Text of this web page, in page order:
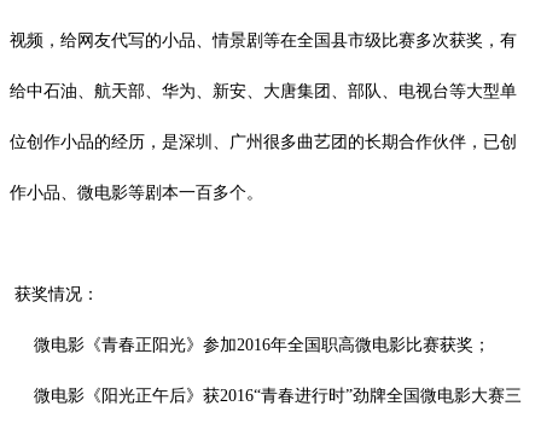
视频，给网友代写的小品、情景剧等在全国县市级比赛多次获奖，有
给中石油、航天部、华为、新安、大唐集团、部队、电视台等大型单
位创作小品的经历，是深圳、广州很多曲艺团的长期合作伙伴，已创
作小品、微电影等剧本一百多个。
获奖情况：
微电影《青春正阳光》参加2016年全国职高微电影比赛获奖；
微电影《阳光正午后》获2016“青春进行时”劲牌全国微电影大赛三